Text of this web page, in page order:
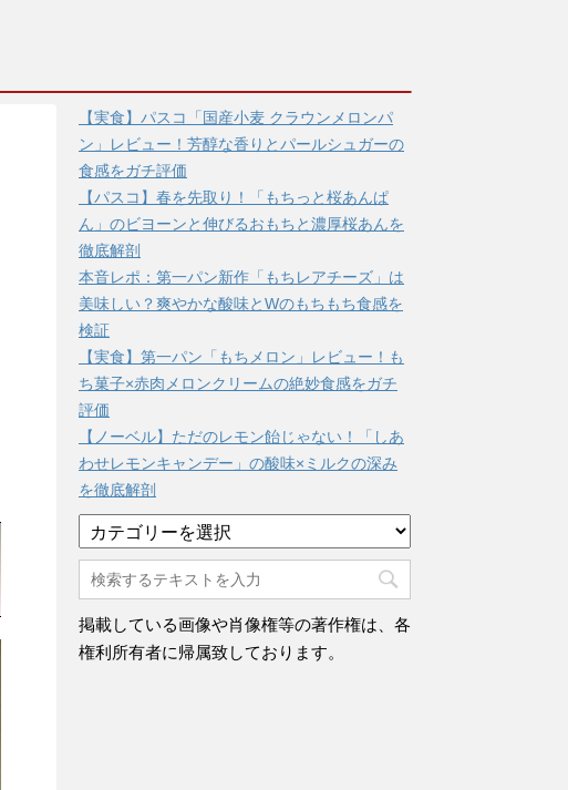
【実食】パスコ「国産小麦 クラウンメロンパ
ン」レビュー！芳醇な香りとパールシュガーの
食感をガチ評価
【パスコ】春を先取り！「もちっと桜あんぱ
ん」のビヨーンと伸びるおもちと濃厚桜あんを
徹底解剖
本音レポ：第一パン新作「もちレアチーズ」は
美味しい？爽やかな酸味とWのもちもち食感を
検証
【実食】第一パン「もちメロン」レビュー！も
ち菓子×赤肉メロンクリームの絶妙食感をガチ
評価
【ノーベル】ただのレモン飴じゃない！「しあ
わせレモンキャンデー」の酸味×ミルクの深み
を徹底解剖
テ
ゴ
リ
ー
掲載している画像や肖像権等の著作権は、各
権利所有者に帰属致しております。